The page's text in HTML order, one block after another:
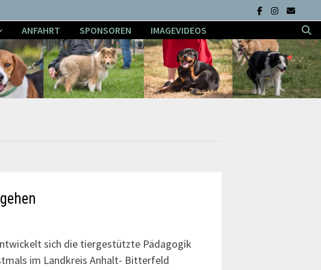
ANFAHRT SPONSOREN IMAGEVIDEOS
sich die tiergestützte Pädagogik
im Landkreis Anhalt- Bitterfeld